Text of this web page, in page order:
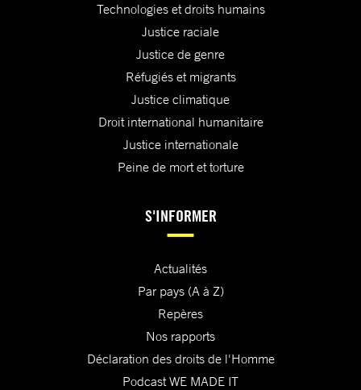
Technologies et droits humains
Justice raciale
Justice de genre
Réfugiés et migrants
Justice climatique
Droit international humanitaire
Justice internationale
Peine de mort et torture
S'INFORMER
Actualités
Par pays (A à Z)
Repères
Nos rapports
Déclaration des droits de l'Homme
Podcast WE MADE IT